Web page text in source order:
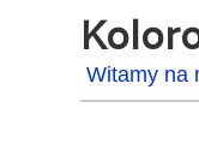
Witamy na